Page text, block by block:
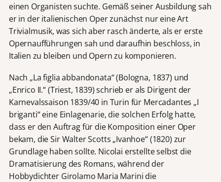
einen Organisten suchte. Gemäß seiner Ausbildung sah
er in der italienischen Oper zunächst nur eine Art
Trivialmusik, was sich aber rasch änderte, als er erste
Opernaufführungen sah und daraufhin beschloss, in
Italien zu bleiben und Opern zu komponieren.
Nach „La figlia abbandonata“ (Bologna, 1837) und
„Enrico II.“ (Triest, 1839) schrieb er als Dirigent der
Karnevalssaison 1839/40 in Turin für Mercadantes „I
briganti“ eine Einlagenarie, die solchen Erfolg hatte,
dass er den Auftrag für die Komposition einer Oper
bekam, die Sir Walter Scotts „Ivanhoe“ (1820) zur
Grundlage haben sollte. Nicolai erstellte selbst die
Dramatisierung des Romans, während der
Hobbydichter Girolamo Maria Marini die